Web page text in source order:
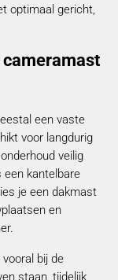
optimaal gericht,
een vaste
voor langdurig
veilig
een kantelbare
je een dakmast
en
bij de
staan, tijdelijk